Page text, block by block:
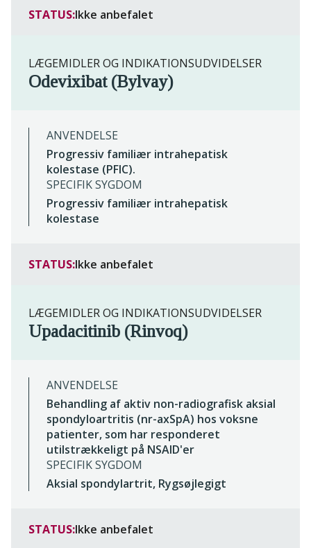
STATUS:Ikke anbefalet
LÆGEMIDLER OG INDIKATIONSUDVIDELSER
Odevixibat (Bylvay)
ANVENDELSE
Progressiv familiær intrahepatisk
kolestase (PFIC).
SPECIFIK SYGDOM
Progressiv familiær intrahepatisk
kolestase
STATUS:Ikke anbefalet
LÆGEMIDLER OG INDIKATIONSUDVIDELSER
Upadacitinib (Rinvoq)
ANVENDELSE
Behandling af aktiv non-radiografisk aksial
spondyloartritis (nr-axSpA) hos voksne
patienter, som har responderet
utilstrækkeligt på NSAID'er
SPECIFIK SYGDOM
Aksial spondylartrit, Rygsøjlegigt
STATUS:Ikke anbefalet